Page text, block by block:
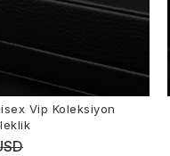
Vip Koleksiyon